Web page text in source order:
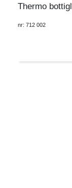
Thermo
nr: 712 002